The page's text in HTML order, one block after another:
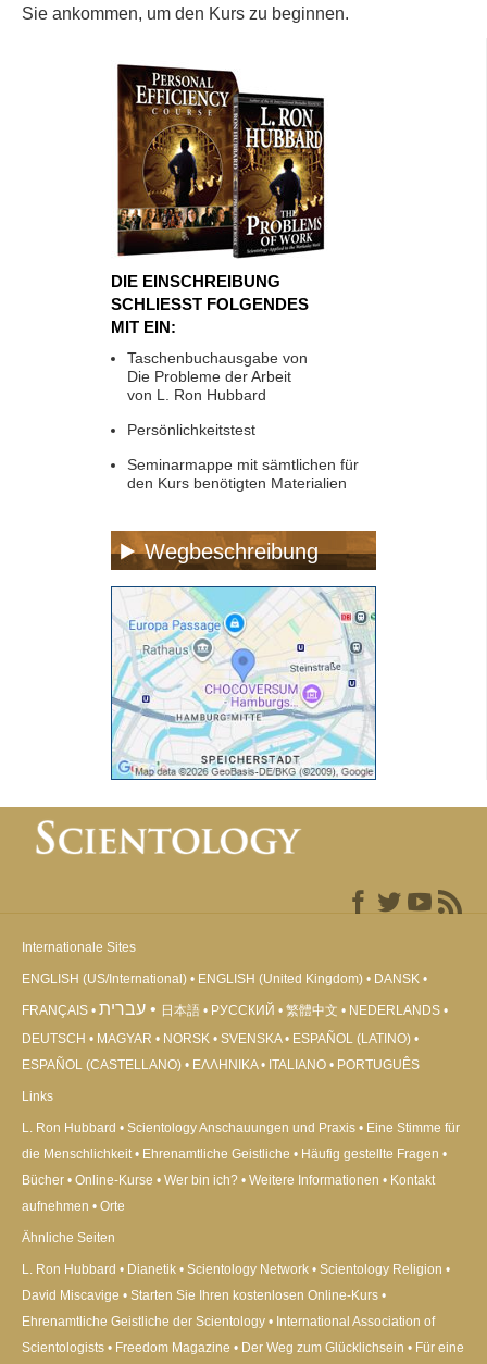
Sie ankommen, um den Kurs zu beginnen.
DIE EINSCHREIBUNG
SCHLIESST FOLGENDES
MIT EIN:
Taschenbuchausgabe von
Die Probleme der Arbeit
von L. Ron Hubbard
Persönlichkeitstest
Seminarmappe mit sämtlichen für
den Kurs benötigten Materialien
Wegbeschreibung
Internationale Sites
ENGLISH (US/International) ENGLISH (United Kingdom) DANSK
FRANÇAIS עברית 日本語 РУССКИЙ 繁體中文
NEDERLANDS
DEUTSCH
MAGYAR NORSK SVENSKA
ESPAÑOL (LATINO)
ESPAÑOL (CASTELLANO)
ΕΛΛΗΝΙΚA ITALIANO PORTUGUÊS
Links
L. Ron Hubbard Scientology Anschauungen und Praxis
Eine Stimme für
die Menschlichkeit
Ehrenamtliche Geistliche
Häufig gestellte Fragen
Bücher
Online-Kurse Wer bin ich? Weitere Informationen
Kontakt
aufnehmen
Orte
Ähnliche Seiten
L. Ron Hubbard Dianetik Scientology Network
Scientology Religion
David Miscavige
Starten Sie Ihren kostenlosen Online-Kurs
Ehrenamtliche Geistliche der Scientology
International Association of
Scientologists
Freedom Magazine Der Weg zum Glücklichsein Für eine